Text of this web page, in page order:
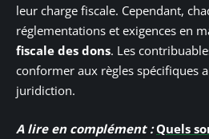
leur charge fiscale. Cependant,
réglementations et exigences en
fiscale des dons. Les
conformer aux règles spécifiques
juridiction.
A lire en complément : Quels